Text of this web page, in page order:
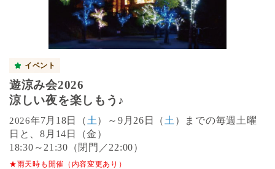
イベント
遊涼み会2026
涼しい夜を楽しもう♪
2026年7月18日（ 土 ）～9月26日（ 土 ）までの毎週土曜
日と、8月14日（金）
18:30～21:30（閉門／22:00）
★雨天時も開催（内容変更あり）